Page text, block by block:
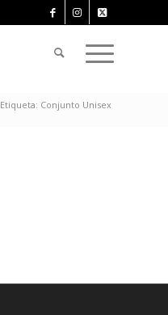
Etiqueta: Conjunto Unisex